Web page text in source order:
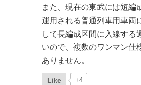
また、現在の東武には短編
運用される普通列車用車両
して長編成区間に入線する
いので、複数のワンマン仕
ありません。
Like +4